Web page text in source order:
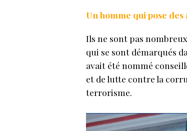
Un homme qui pose des
Ils ne sont pas
qui se sont démarqués
avait été nommé
et de lutte contre la
terrorisme.